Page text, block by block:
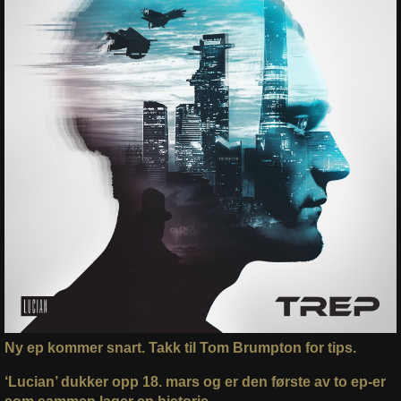
Ny ep kommer snart. Takk til Tom Brumpton for tips.
‘Lucian’ dukker opp 18. mars og er den første av to ep-er